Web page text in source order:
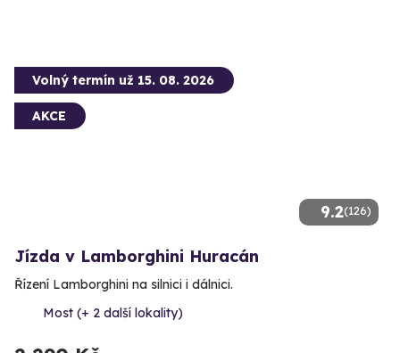
9.2(126)
Volný termín už 15. 08. 2026
AKCE
Jízda v Lamborghini Huracán
Řízení Lamborghini na silnici i dálnici.
Most (+ 2 další lokality)